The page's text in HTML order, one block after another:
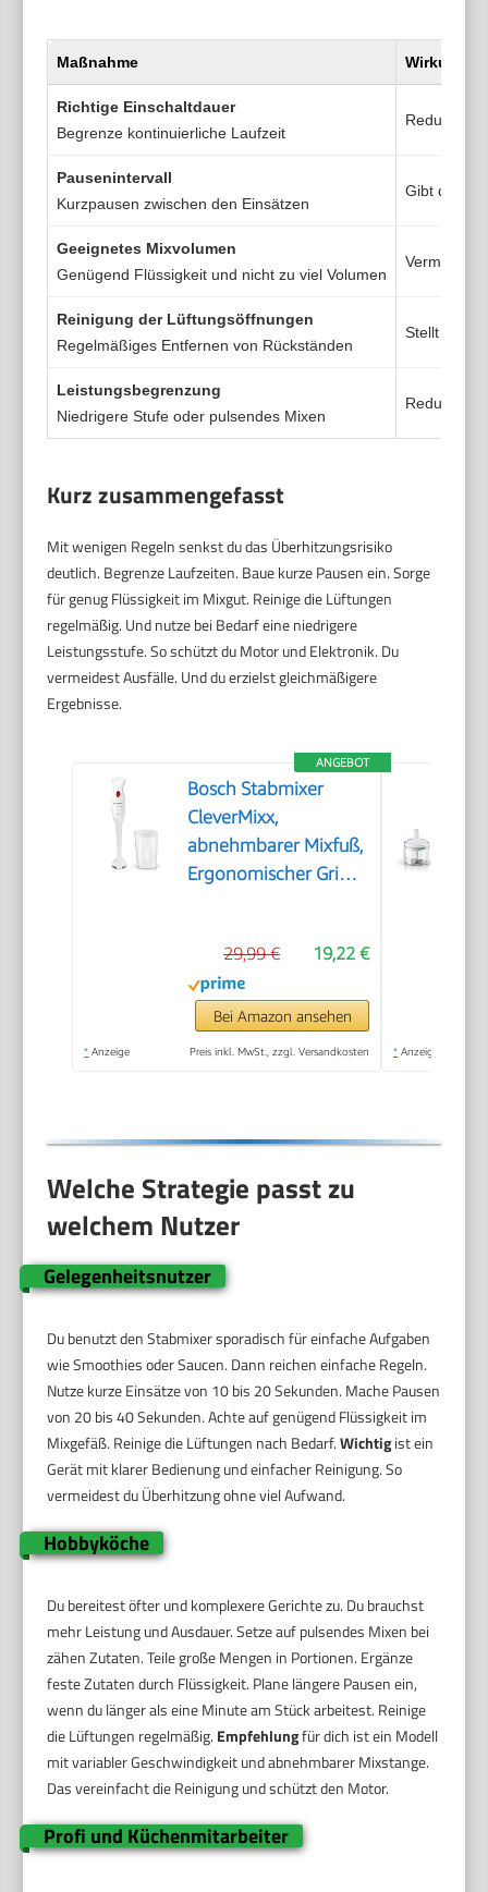
Maßnahme Wirkung
Richtige Einschaltdauer
Begrenze kontinuierliche Laufzeit
Reduziert
Pausenintervall
Kurzpausen zwischen den Einsätzen
Gibt dem
Geeignetes Mixvolumen
Genügend Flüssigkeit und nicht zu viel Volumen
Vermindert
Reinigung der Lüftungsöffnungen
Regelmäßiges Entfernen von Rückständen
Stellt
Leistungsbegrenzung
Niedrigere Stufe oder pulsendes Mixen
Reduziert
Kurz zusammengefasst
Mit wenigen Regeln senkst du das Überhitzungsrisiko
deutlich. Begrenze Laufzeiten. Baue kurze Pausen ein. Sorge
für genug Flüssigkeit im Mixgut. Reinige die Lüftungen
regelmäßig. Und nutze bei Bedarf eine niedrigere
Leistungsstufe. So schützt du Motor und Elektronik. Du
vermeidest Ausfälle. Und du erzielst gleichmäßigere
Ergebnisse.
ANGEBOT
Bosch Stabmixer
CleverMixx,
abnehmbarer Mixfuß,
Ergonomischer Griff,
einfache Reinigung,
400 W, weiß/rot,
MSM14000
19,22 €
29,99 €
Bei Amazon ansehen
* Anzeige Preis inkl. MwSt., zzgl. Versandkosten * Anzeige
Welche Strategie passt zu
welchem Nutzer
Gelegenheitsnutzer
Du benutzt den Stabmixer sporadisch für einfache Aufgaben
wie Smoothies oder Saucen. Dann reichen einfache Regeln.
Nutze kurze Einsätze von 10 bis 20 Sekunden. Mache Pausen
von 20 bis 40 Sekunden. Achte auf genügend Flüssigkeit im
Mixgefäß. Reinige die Lüftungen nach Bedarf.Wichtigist ein
Gerät mit klarer Bedienung und einfacher Reinigung. So
vermeidest du Überhitzung ohne viel Aufwand.
Hobbyköche
Du bereitest öfter und komplexere Gerichte zu. Du brauchst
mehr Leistung und Ausdauer. Setze auf pulsendes Mixen bei
zähen Zutaten. Teile große Mengen in Portionen. Ergänze
feste Zutaten durch Flüssigkeit. Plane längere Pausen ein,
wenn du länger als eine Minute am Stück arbeitest. Reinige
die Lüftungen regelmäßig. Empfehlungfür dich ist ein Modell
mit variabler Geschwindigkeit und abnehmbarer Mixstange.
Das vereinfacht die Reinigung und schützt den Motor.
Profi und Küchenmitarbeiter